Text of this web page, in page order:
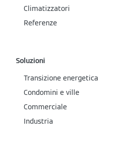
Climatizzatori
Referenze
Soluzioni
Transizione energetica
Condomini e ville
Commerciale
Industria